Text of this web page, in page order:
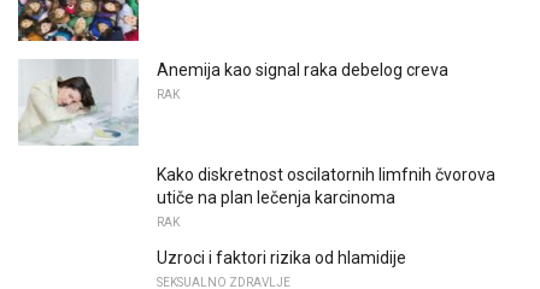
Anemija kao signal raka debelog creva
RAK
Kako diskretnost oscilatornih limfnih čvorova
utiče na plan lečenja karcinoma
RAK
Uzroci i faktori rizika od hlamidije
SEKSUALNO ZDRAVLJE